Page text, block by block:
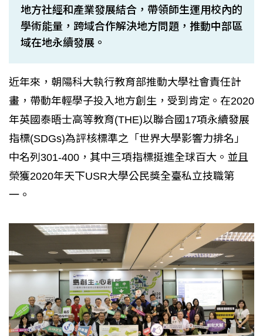
地方社經和產業發展結合，帶領師生運用校內的
學術能量，跨域合作解決地方問題，推動中部區
域在地永續發展。
近年來，朝陽科大執行教育部推動大學社會責任計
畫，帶動年輕學子投入地方創生，受到肯定。在2020
年英國泰晤士高等教育(THE)以聯合國17項永續發展
指標(SDGs)為評核標準之「世界大學影響力排名」
中名列301-400，其中三項指標挺進全球百大。並且
榮獲2020年天下USR大學公民獎全臺私立技職第
一。